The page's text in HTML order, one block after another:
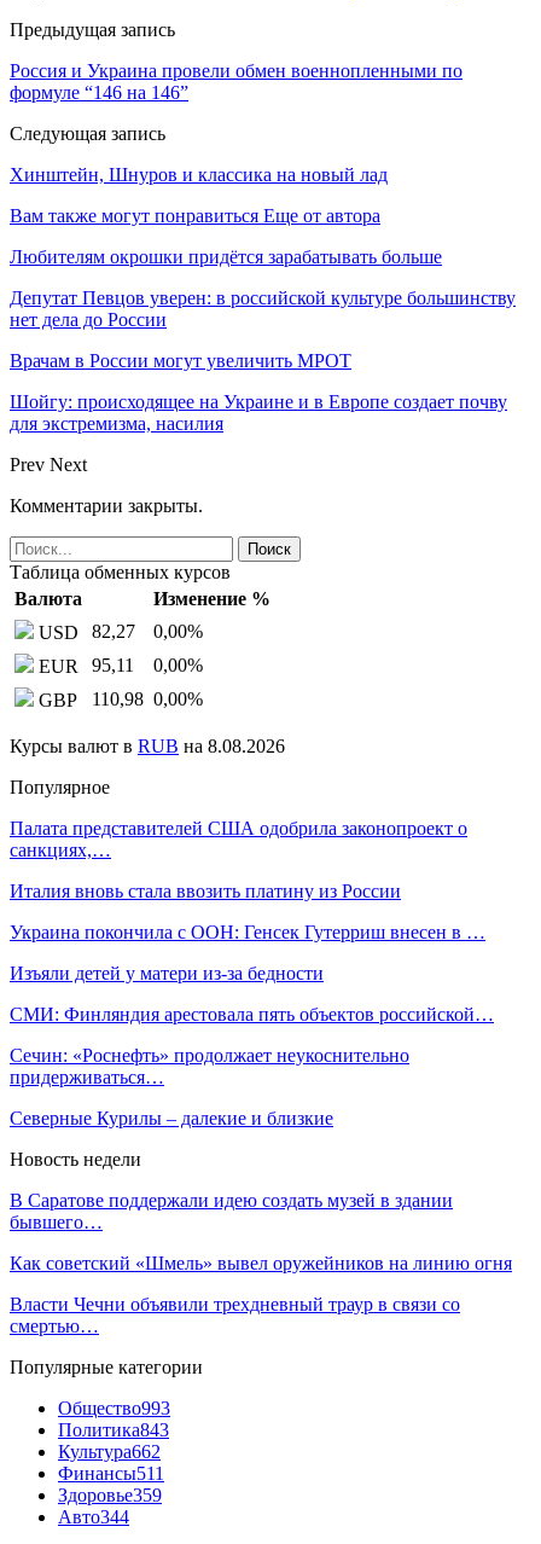
Предыдущая запись
Россия и Украина провели обмен военнопленными по
формуле “146 на 146”
Следующая запись
Хинштейн, Шнуров и классика на новый лад
Вам также могут понравиться Еще от автора
Любителям окрошки придётся зарабатывать больше
Депутат Певцов уверен: в российской культуре большинству
нет дела до России
Врачам в России могут увеличить МРОТ
Шойгу: происходящее на Украине и в Европе создает почву
для экстремизма, насилия
Prev Next
Комментарии закрыты.
Таблица обменных курсов
Валюта
Изменение %
USD
82,27 0,00%
EUR
95,11 0,00%
GBP
110,98 0,00%
Курсы валют в RUB на 8.08.2026
Популярное
Палата представителей США одобрила законопроект о
санкциях,…
Италия вновь стала ввозить платину из России
Украина покончила с ООН: Генсек Гутерриш внесен в …
Изъяли детей у матери из-за бедности
СМИ: Финляндия арестовала пять объектов российской…
Сечин: «Роснефть» продолжает неукоснительно
придерживаться…
Северные Курилы – далекие и близкие
Новость недели
В Саратове поддержали идею создать музей в здании
бывшего…
Как советский «Шмель» вывел оружейников на линию огня
Власти Чечни объявили трехдневный траур в связи со
смертью…
Популярные категории
Общество993
Политика843
Культура662
Финансы511
Здоровье359
Авто344